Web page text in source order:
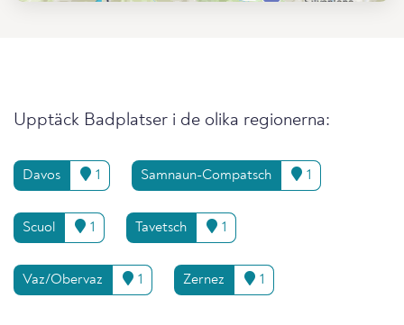
Upptäck Badplatser i de olika regionerna:
Davos 1 Samnaun-Compatsch 1
Scuol 1 Tavetsch 1
Vaz/Obervaz 1 Zernez 1